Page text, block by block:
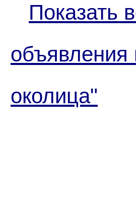
Показать
объявления
околица"